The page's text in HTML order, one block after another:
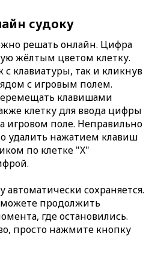
судоку
решать онлайн. Цифра
жёлтым цветом клетку.
клавиатуры, так и кликнув
с игровым полем.
клавишами
клетку для ввода цифры
игровом поле. Неправильно
удалить нажатием клавиш
по клетке "X"
сохраняется.
продолжить
где остановились.
просто нажмите кнопку